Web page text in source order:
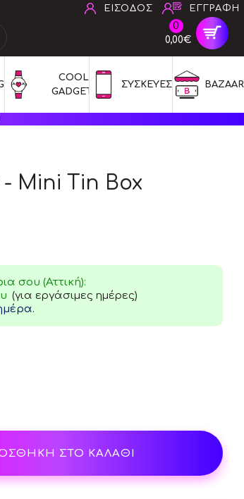
ΕΙΣΟΔΟΣ ΕΓΓΡΑΦΗ
0
0,00€
COOL
GADGETS
ΣΥΣΚΕΥΕΣ BAZAAR
Mini Tin Box
σου (Αττική):
(για εργάσιμες ημέρες)
ΣΤΟ ΚΑΛΑΘΙ